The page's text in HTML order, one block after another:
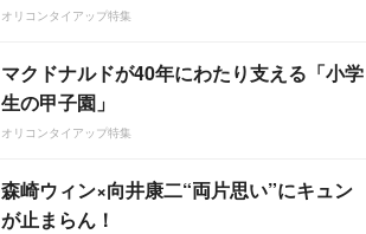
オリコンタイアップ特集
マクドナルドが40年にわたり支える「小学
生の甲子園」
オリコンタイアップ特集
森崎ウィン×向井康二“両片思い”にキュン
が止まらん！